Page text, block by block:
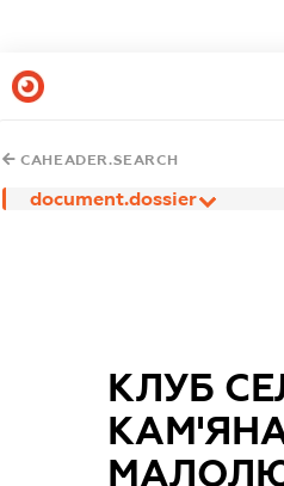
CAHEADER.SEARCH
document.dossier
КЛУБ